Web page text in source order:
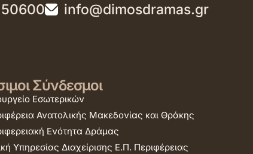
info@dimosdramas.gr
Σύνδεσμοι
Εσωτερικών
Ανατολικής Μακεδονίας και Θράκης
Ενότητα Δράμας
Υπηρεσίας Διαχείρισης Ε.Π. Περιφέρειας